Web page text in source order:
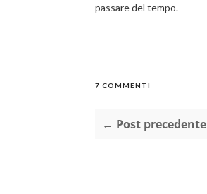
passare del tempo.
7 COMMENTI
← Post precedente